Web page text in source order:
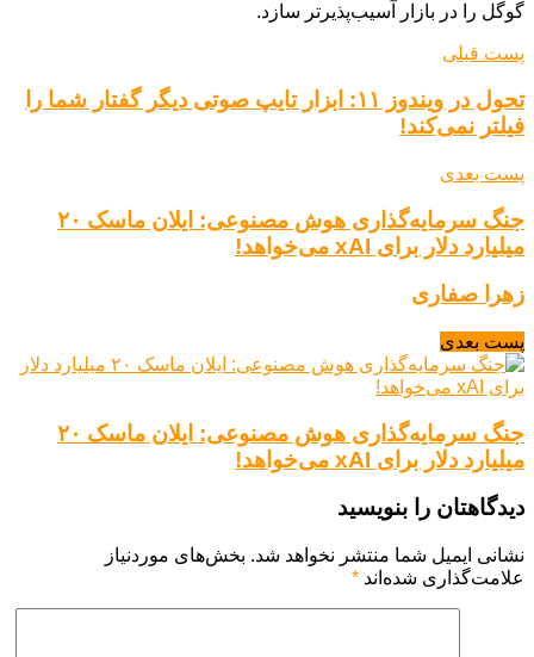
گوگل را در بازار آسیب‌پذیرتر سازد.
پست قبلی
تحول در ویندوز ۱۱: ابزار تایپ صوتی دیگر گفتار شما را
فیلتر نمی‌کند!
پست بعدی
جنگ سرمایه‌گذاری هوش مصنوعی: ایلان ماسک ۲۰
میلیارد دلار برای xAI می‌خواهد!
زهرا صفاری
پست بعدی
جنگ سرمایه‌گذاری هوش مصنوعی: ایلان ماسک ۲۰
میلیارد دلار برای xAI می‌خواهد!
دیدگاهتان را بنویسید
نشانی ایمیل شما منتشر نخواهد شد. بخش‌های موردنیاز
علامت‌گذاری شده‌اند *